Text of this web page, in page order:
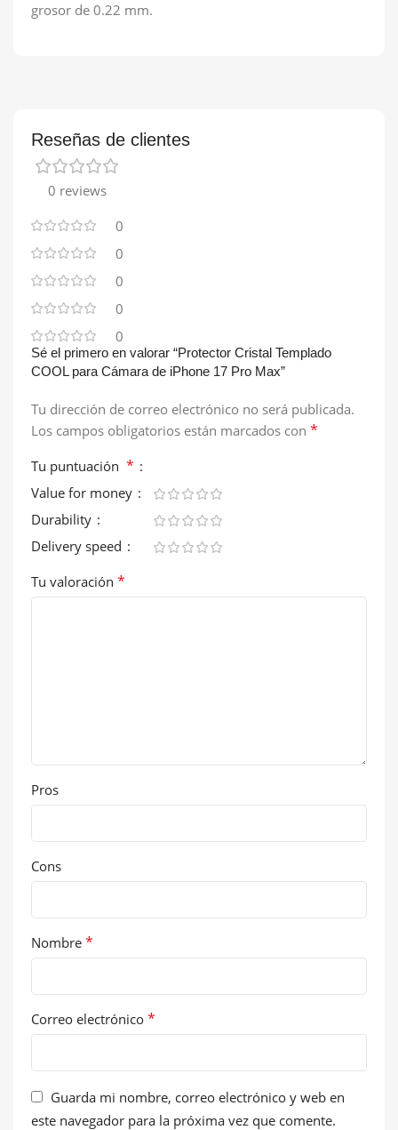
grosor de 0.22 mm.
Reseñas de clientes
0 reviews
0
0
0
0
0
Sé el primero en valorar “Protector Cristal Templado
COOL para Cámara de iPhone 17 Pro Max”
Tu dirección de correo electrónico no será publicada.
Los campos obligatorios están marcados con *
Tu puntuación *
Value for money
Durability
Delivery speed
Tu valoración *
Pros
Cons
Nombre *
Correo electrónico *
Guarda mi nombre, correo electrónico y web en
este navegador para la próxima vez que comente.